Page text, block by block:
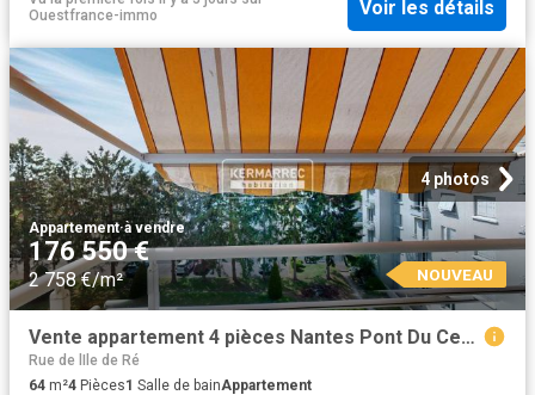
Ouestfrance-immo
Voir les détails
4 photos
Appartement·à vendre
176 550 €
2 758 €/m² NOUVEAU
Vente appartement 4 pièces Nantes Pont Du Cens Petit Port 44
Rue de lIle de Ré
64 m²4 Pièces1 Salle de bainAppartement